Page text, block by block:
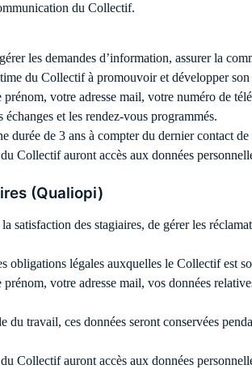
du Collectif.
les demandes d’information, assurer la
du Collectif à promouvoir et développer
votre adresse mail, votre numéro de
et les rendez-vous programmés.
durée de 3 ans à compter du dernier contact
Collectif auront accès aux données
(Qualiopi)
satisfaction des stagiaires, de gérer les
obligations légales auxquelles le Collectif est
votre adresse mail, vos données
travail, ces données seront conservées
Collectif auront accès aux données